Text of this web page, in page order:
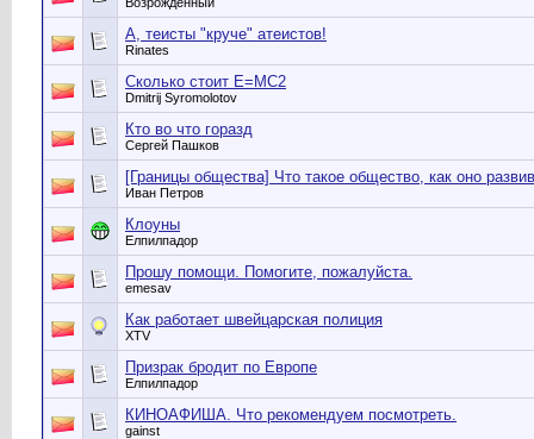
А, теисты "круче" атеистов!
Rinates
Cколько стоит Е=МС2
Dmitrij Syromolotov
Кто во что горазд
Сергей Пашков
[Границы общества] Что такое общество, как оно
Иван Петров
Клоуны
Елпилпадор
Прошу помощи. Помогите, пожалуйста.
emesav
Как работает швейцарская полиция
XTV
Призрак бродит по Европе
Елпилпадор
КИНОАФИША. Что рекомендуем посмотреть.
gainst